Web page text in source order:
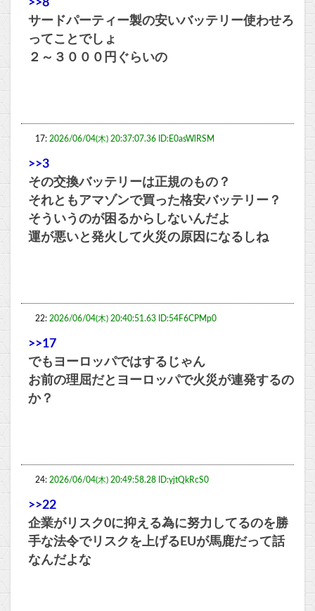
>>8
サードパーティー製の安いバッテリー使わせろ
ってことでしょ
２～３０００円ぐらいの
17: 2026/06/04(木) 20:37:07.36 ID:E0asWlRSM
>>3
その交換バッテリーは正規のもの？
それともアマゾンで買った格安バッテリー？
そういうのが困るからしないんだよ
運が悪いと発火して火災の原因になるしね
22: 2026/06/04(木) 20:40:51.63 ID:54F6CPMp0
>>17
でもヨーロッパではするじゃん
お前の理屈だとヨーロッパで火災が連発するの
か？
24: 2026/06/04(木) 20:49:58.28 ID:yjtQkRcS0
>>22
企業がリスク0に抑える為に努力してるのを勝
手な法令でリスクを上げるEUが馬鹿だって話
なんだよな